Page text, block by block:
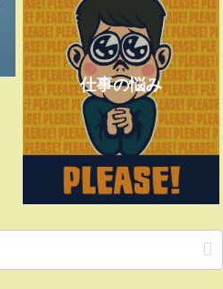
仕事の悩み